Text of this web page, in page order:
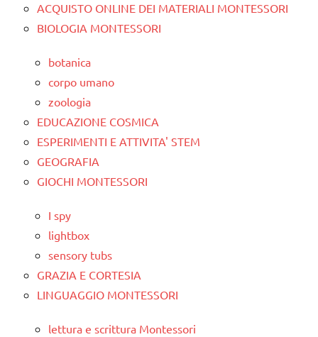
ACQUISTO ONLINE DEI MATERIALI MONTESSORI
BIOLOGIA MONTESSORI
botanica
corpo umano
zoologia
EDUCAZIONE COSMICA
ESPERIMENTI E ATTIVITA' STEM
GEOGRAFIA
GIOCHI MONTESSORI
I spy
lightbox
sensory tubs
GRAZIA E CORTESIA
LINGUAGGIO MONTESSORI
lettura e scrittura Montessori